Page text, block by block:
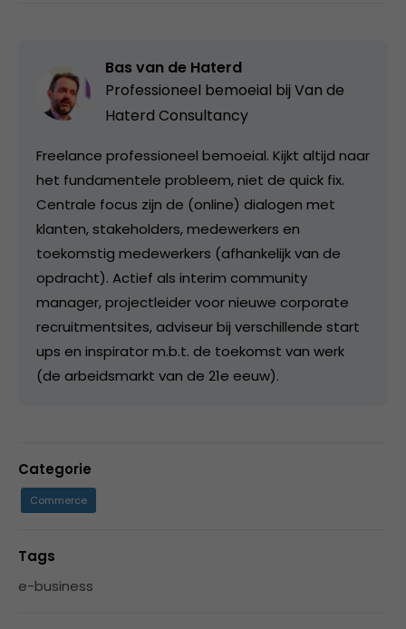
Bas van de Haterd
Professioneel bemoeial bij Van de
Haterd Consultancy
Freelance professioneel bemoeial. Kijkt altijd naar
het fundamentele probleem, niet de quick fix.
Centrale focus zijn de (online) dialogen met
klanten, stakeholders, medewerkers en
toekomstig medewerkers (afhankelijk van de
opdracht). Actief als interim community
manager, projectleider voor nieuwe corporate
recruitmentsites, adviseur bij verschillende start
ups en inspirator m.b.t. de toekomst van werk
(de arbeidsmarkt van de 21e eeuw).
Categorie
Commerce
Tags
e-business